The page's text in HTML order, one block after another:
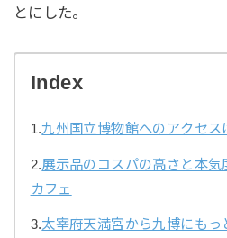
とにした。
Index
1.九州国立博物館へのアクセス
2.展示品のコスパの高さと本気
カフェ
3.太宰府天満宮から九博にもっ